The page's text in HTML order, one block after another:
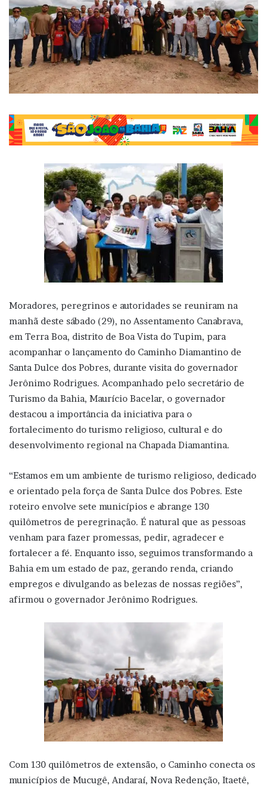
Moradores, peregrinos e autoridades se reuniram na
manhã deste sábado (29), no Assentamento Canabrava,
em Terra Boa, distrito de Boa Vista do Tupim, para
acompanhar o lançamento do Caminho Diamantino de
Santa Dulce dos Pobres, durante visita do governador
Jerônimo Rodrigues. Acompanhado pelo secretário de
Turismo da Bahia, Maurício Bacelar, o governador
destacou a importância da iniciativa para o
fortalecimento do turismo religioso, cultural e do
desenvolvimento regional na Chapada Diamantina.
“Estamos em um ambiente de turismo religioso, dedicado
e orientado pela força de Santa Dulce dos Pobres. Este
roteiro envolve sete municípios e abrange 130
quilômetros de peregrinação. É natural que as pessoas
venham para fazer promessas, pedir, agradecer e
fortalecer a fé. Enquanto isso, seguimos transformando a
Bahia em um estado de paz, gerando renda, criando
empregos e divulgando as belezas de nossas regiões”,
afirmou o governador Jerônimo Rodrigues.
Com 130 quilômetros de extensão, o Caminho conecta os
municípios de Mucugê, Andaraí, Nova Redenção, Itaetê,